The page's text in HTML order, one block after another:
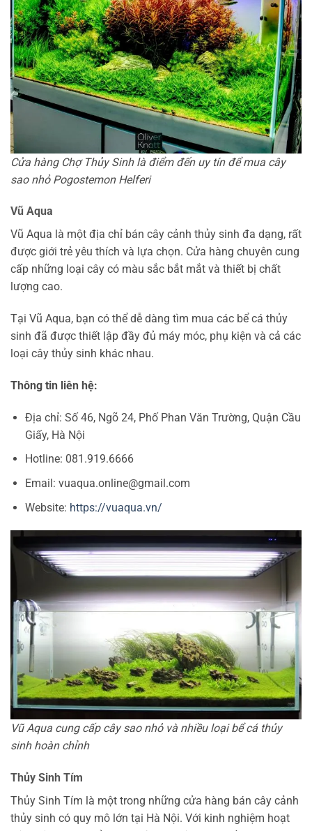
Cửa hàng Chợ Thủy Sinh là điểm đến uy tín để mua cây
sao nhỏ Pogostemon Helferi
Vũ Aqua
Vũ Aqua là một địa chỉ bán cây cảnh thủy sinh đa dạng, rất
được giới trẻ yêu thích và lựa chọn. Cửa hàng chuyên cung
cấp những loại cây có màu sắc bắt mắt và thiết bị chất
lượng cao.
Tại Vũ Aqua, bạn có thể dễ dàng tìm mua các bể cá thủy
sinh đã được thiết lập đầy đủ máy móc, phụ kiện và cả các
loại cây thủy sinh khác nhau.
Thông tin liên hệ:
Địa chỉ: Số 46, Ngõ 24, Phố Phan Văn Trường, Quận Cầu
Giấy, Hà Nội
Hotline: 081.919.6666
Email: vuaqua.online@gmail.com
Website: https://vuaqua.vn/
Vũ Aqua cung cấp cây sao nhỏ và nhiều loại bể cá thủy
sinh hoàn chỉnh
Thủy Sinh Tím
Thủy Sinh Tím là một trong những cửa hàng bán cây cảnh
thủy sinh có quy mô lớn tại Hà Nội. Với kinh nghiệm hoạt